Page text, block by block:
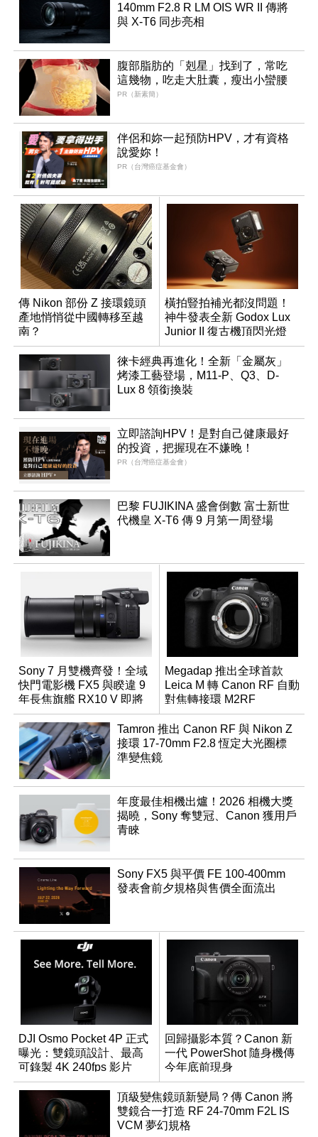
140mm F2.8 R LM OIS WR II 傳將
與 X-T6 同步亮相
腹部脂肪的「剋星」找到了，常吃
這幾物，吃走大肚囊，瘦出小蠻腰
PR（新素簡）
伴侶和妳一起預防HPV，才有資格
說愛妳！
PR（台灣癌症基金會）
傳 Nikon 部份 Z 接環鏡頭
產地悄悄從中國轉移至越
南？
橫拍豎拍補光都沒問題！
神牛發表全新 Godox Lux
Junior II 復古機頂閃光燈
徠卡經典再進化！全新「金屬灰」
烤漆工藝登場，M11-P、Q3、D-
Lux 8 領銜換裝
立即諮詢HPV！是對自己健康最好
的投資，把握現在不嫌晚！
PR（台灣癌症基金會）
巴黎 FUJIKINA 盛會倒數 富士新世
代機皇 X-T6 傳 9 月第一周登場
Sony 7 月雙機齊發！全域
快門電影機 FX5 與睽違 9
年長焦旗艦 RX10 V 即將
登場
Megadap 推出全球首款
Leica M 轉 Canon RF 自動
對焦轉接環 M2RF
Tamron 推出 Canon RF 與 Nikon Z
接環 17-70mm F2.8 恆定大光圈標
準變焦鏡
年度最佳相機出爐！2026 相機大獎
揭曉，Sony 奪雙冠、Canon 獲用戶
青睞
Sony FX5 與平價 FE 100-400mm
發表會前夕規格與售價全面流出
DJI Osmo Pocket 4P 正式
曝光：雙鏡頭設計、最高
可錄製 4K 240fps 影片
回歸攝影本質？Canon 新
一代 PowerShot 隨身機傳
今年底前現身
頂級變焦鏡頭新變局？傳 Canon 將
雙鏡合一打造 RF 24-70mm F2L IS
VCM 夢幻規格